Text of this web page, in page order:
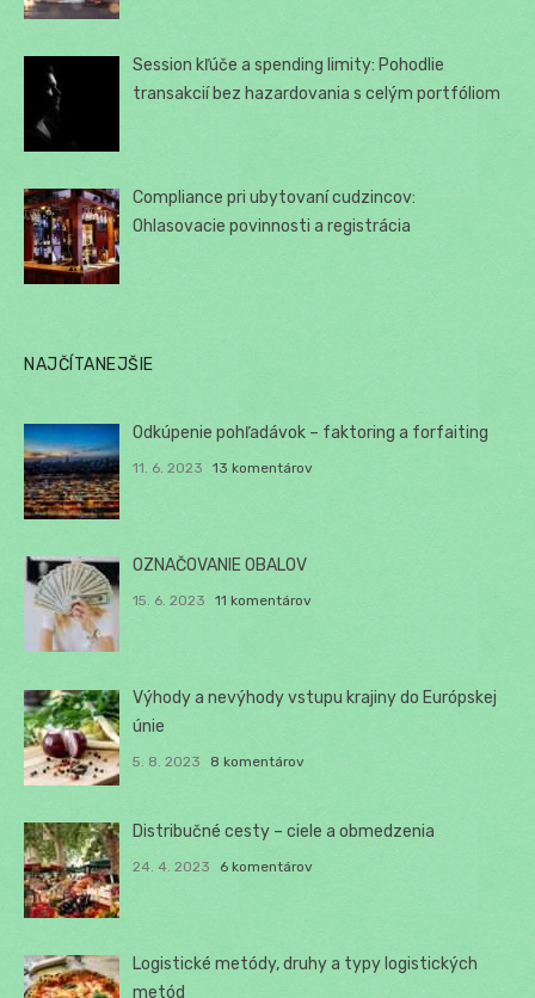
Session kľúče a spending limity: Pohodlie
transakcií bez hazardovania s celým portfóliom
Compliance pri ubytovaní cudzincov:
Ohlasovacie povinnosti a registrácia
NAJČÍTANEJŠIE
Odkúpenie pohľadávok – faktoring a forfaiting
11. 6. 2023 13 komentárov
OZNAČOVANIE OBALOV
15. 6. 2023 11 komentárov
Výhody a nevýhody vstupu krajiny do Európskej
únie
5. 8. 2023 8 komentárov
Distribučné cesty – ciele a obmedzenia
24. 4. 2023 6 komentárov
Logistické metódy, druhy a typy logistických
metód